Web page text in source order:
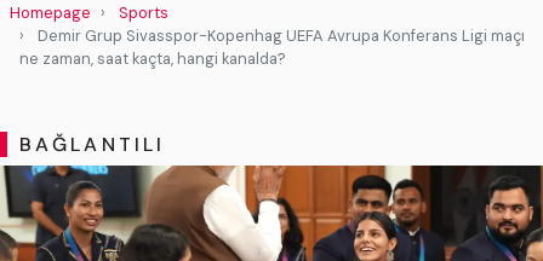
Homepage
Sports
Demir Grup Sivasspor-Kopenhag UEFA Avrupa Konferans Ligi maçı
ne zaman, saat kaçta, hangi kanalda?
BAĞLANTILI